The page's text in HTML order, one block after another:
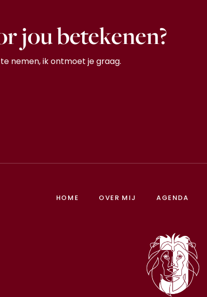
jou betekenen?
nemen, ik ontmoet je graag.
HOME OVER MIJ AGENDA